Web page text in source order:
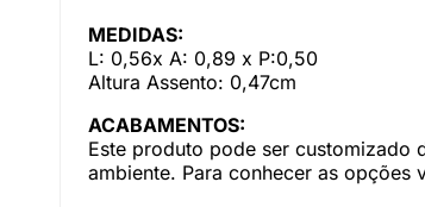
MEDIDAS:
L: 0,56x A: 0,89 x P:0,50
Altura Assento: 0,47cm
ACABAMENTOS:
Este produto pode ser customizado
ambiente. Para conhecer as opções